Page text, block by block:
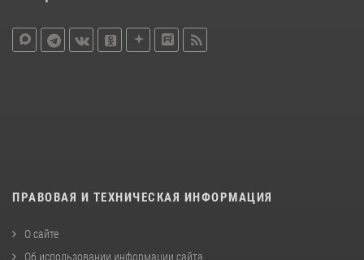
ПРАВОВАЯ И ТЕХНИЧЕСКАЯ ИНФОРМАЦИЯ
О сайте
Об использовании информации сайта